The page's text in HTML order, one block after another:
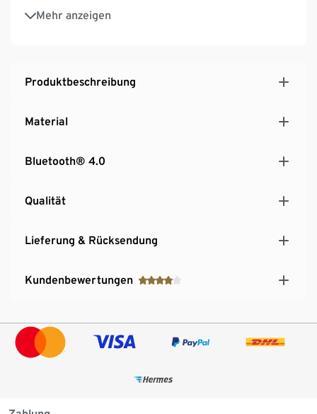
Mehr anzeigen
Vordefinierte Temperaturprofile für eine optimale
Zubereitung von Babynahrung, Tee etc.
Smarter Küchenhelfer in modernem Design – auch
in Schwarz erhältlich
Produktbeschreibung
Material
Bluetooth® 4.0
Qualität
Lieferung & Rücksendung
Kundenbewertungen